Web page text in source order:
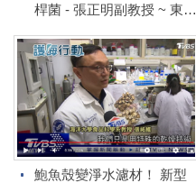
桿菌 - 張正明副教授 ~ 東森
鮑魚殼變淨水濾材！ 新型